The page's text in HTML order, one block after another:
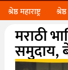
श्रेष्ठ महाराष्ट्र
मराठी
समुदाय,